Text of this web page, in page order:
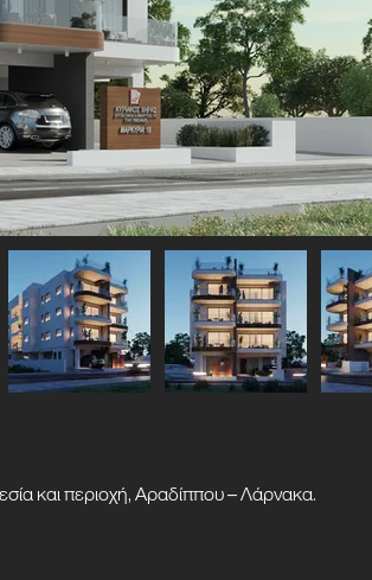
και περιοχή, Αραδίππου – Λάρνακα.